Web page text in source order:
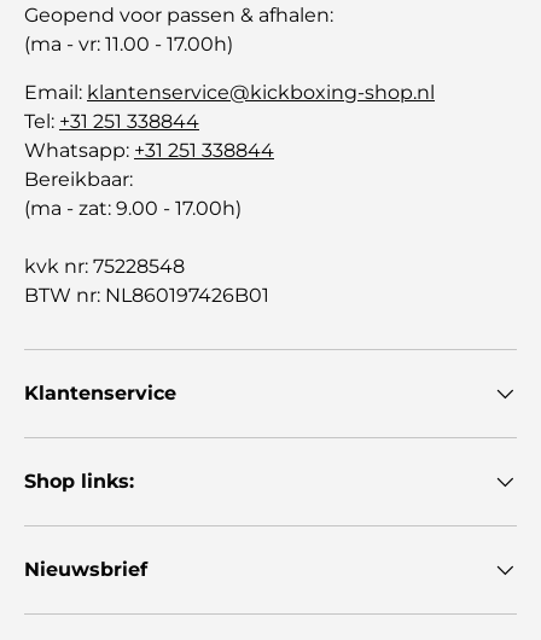
Geopend voor passen & afhalen:
(ma - vr: 11.00 - 17.00h)
Email: klantenservice@kickboxing-shop.nl
Tel: +31 251 338844
Whatsapp: +31 251 338844
Bereikbaar:
(ma - zat: 9.00 - 17.00h)
kvk nr: 75228548
BTW nr: NL860197426B01
Klantenservice
Shop links:
Nieuwsbrief